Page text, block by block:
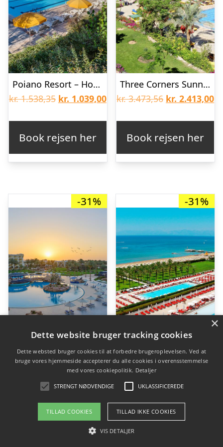
Poiano Resort – Hotel
kr.1.538,35 Den
var:
kr. 1.538,35.
kr. 1.039,00Den
kr. 1.039,00.
Book rejsen her
Three Corners Sunny Beach Resort
kr.3.473,56 Den
var:
kr. 3.473,56.
kr. 2.413,00
Book rejsen her
-31%
Hotel Palm Royale Soma Bay Resort
7.957,94Den
pris
kr.5.523,00Den
pris
er:
Book rejsen her
-31%
Hotel Adam & Eva
kr.6.794,69Den
pris
kr.4.710,00
Book rejsen her
×
Dette website bruger tracking cookies
Dette websted bruger cookies til at forbedre brugeroplevelsen. Ved at
bruge vores hjemmeside accepterer du alle cookies i overensstemmelse
med vores cookiepolitik. Detaljer
STRENGT NØDVENDIGE UKLASSIFICEREDE
TILLAD COOKIES TILLAD IKKE COOKIES
VIS DETALJER